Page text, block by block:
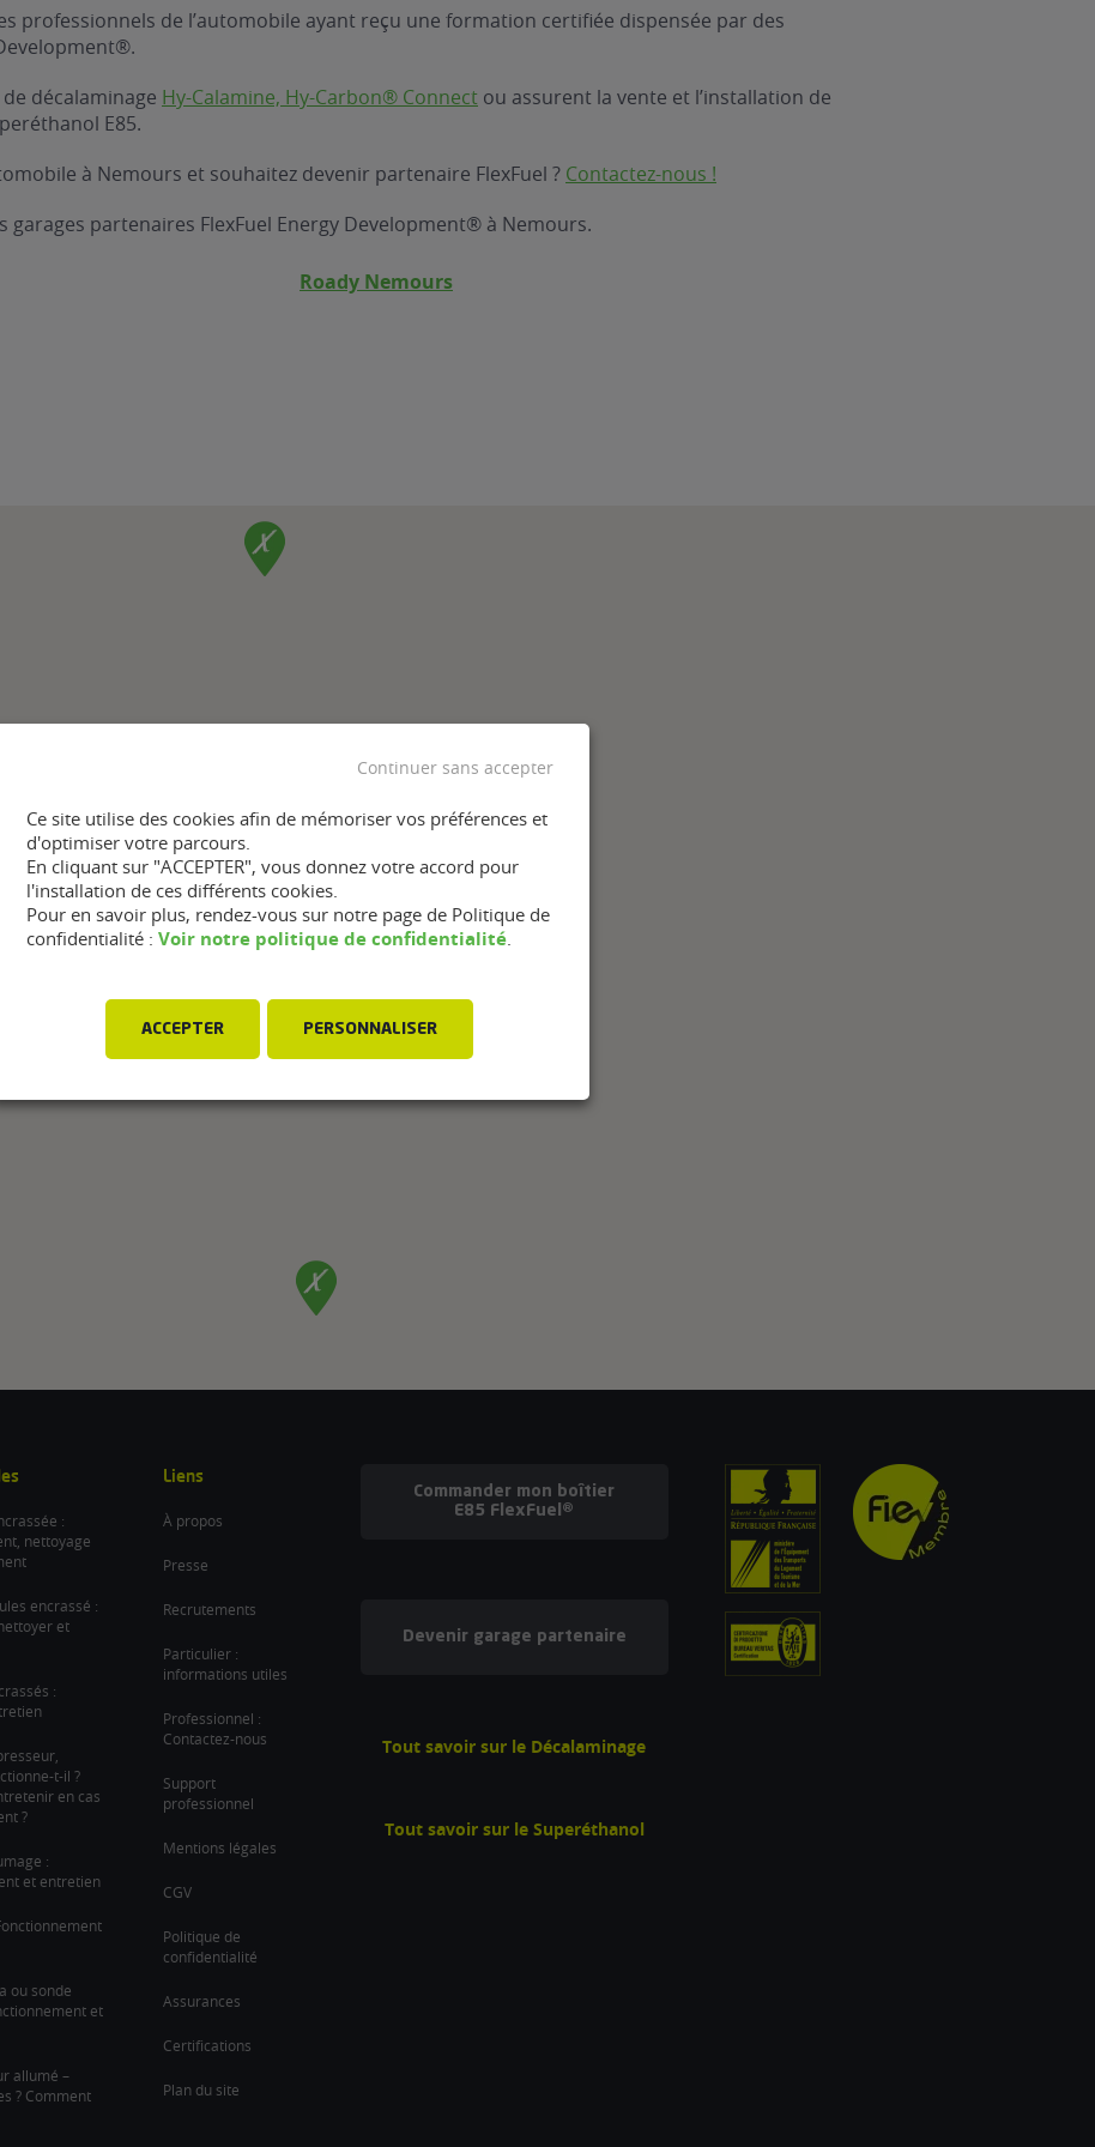
professionnels de l’automobile ayant reçu une formation certifiée dispensée par des
décalaminage Hy-Calamine, Hy-Carbon® Connect ou assurent la vente et l’installation de
E85.
à Nemours et souhaitez devenir partenaire FlexFuel ? Contactez-nous !
garages partenaires FlexFuel Energy Development® à Nemours.
Roady Nemours
:
nettoyage
encrassé :
et
:
t-il ?
en cas
?
:
et entretien
ou sonde
et
allumé –
? Comment
Liens
À propos
Presse
Recrutements
Particulier :
informations utiles
Professionnel :
Contactez-nous
Support
professionnel
Mentions légales
CGV
Politique de
confidentialité
Assurances
Certifications
Plan du site
Commander mon boîtier
E85 FlexFuel®
Devenir garage partenaire
Tout savoir sur le Décalaminage
Tout savoir sur le Superéthanol
Ce site utilise des cookies afin de mémoriser vos préférences et
d'optimiser votre parcours.
En cliquant sur "ACCEPTER", vous donnez votre accord pour
l'installation de ces différents cookies.
Pour en savoir plus, rendez-vous sur notre page de Politique de
confidentialité : Voir notre politique de confidentialité
ACCEPTER PERSONNALISER
Continuer sans accepter